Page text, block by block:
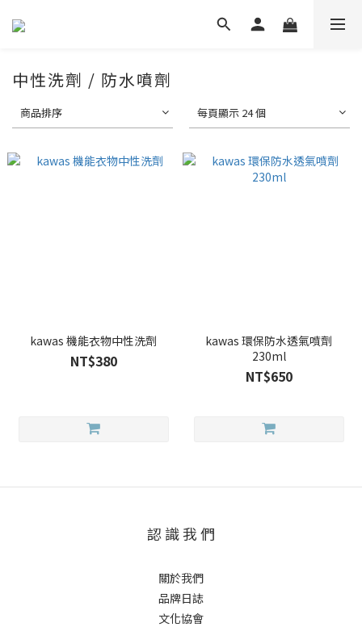
中性洗劑 / 防水噴劑
商品排序 每頁顯示 24 個
kawas 機能衣物中性洗劑
NT$380
kawas 環保防水透氣噴劑
230ml
NT$650
認 識 我 們
關於我們
品牌日誌
文化協會